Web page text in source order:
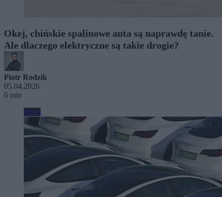
Okej, chińskie spalinowe auta są naprawdę tanie.
Ale dlaczego elektryczne są takie drogie?
Piotr Rodzik
05.04.2026
6 min
Moto